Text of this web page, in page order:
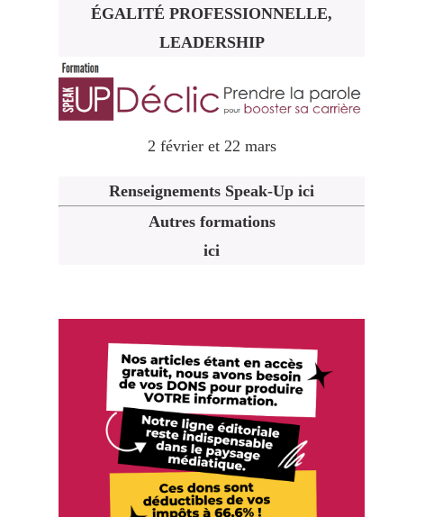
ÉGALITÉ PROFESSIONNELLE,
LEADERSHIP
2 février et 22 mars
Renseignements Speak-Up ici
Autres formations
ici